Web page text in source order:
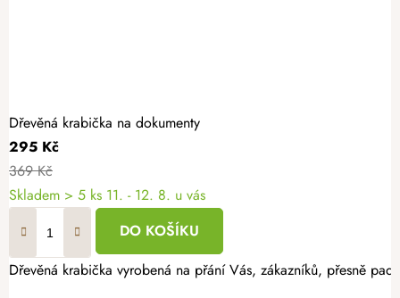
Dřevěná krabička na dokumenty
295 Kč
369 Kč
Skladem > 5 ks 11. - 12. 8. u vás
DO KOŠÍKU
Dřevěná krabička vyrobená na přání Vás, zákazníků, přesně